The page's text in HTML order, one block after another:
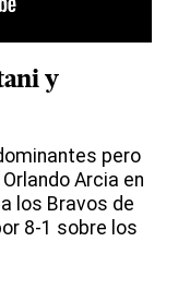
y
pero
Arcia en
los Bravos de
8-1 sobre los